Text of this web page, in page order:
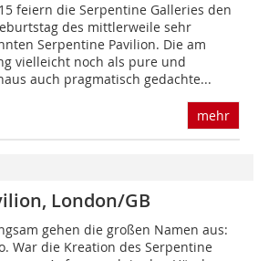
feiern die Serpentine Galleries den
des mittlerweile sehr
Serpentine Pavilion. Die am
vielleicht noch als pure und
auch pragmatisch gedachte...
mehr
London/GB
gehen die großen Namen aus:
War die Kreation des Serpentine